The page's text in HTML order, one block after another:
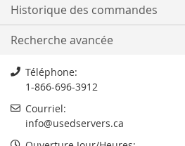
Historique des commandes
Recherche avancée
Téléphone:
1-866-696-3912
Courriel:
info@usedservers.ca